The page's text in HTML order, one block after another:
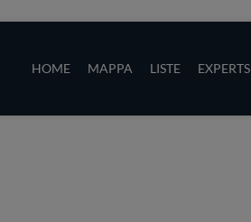
HOME MAPPA LISTE EXPERTS